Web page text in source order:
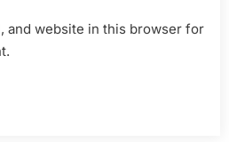
and website in this browser for